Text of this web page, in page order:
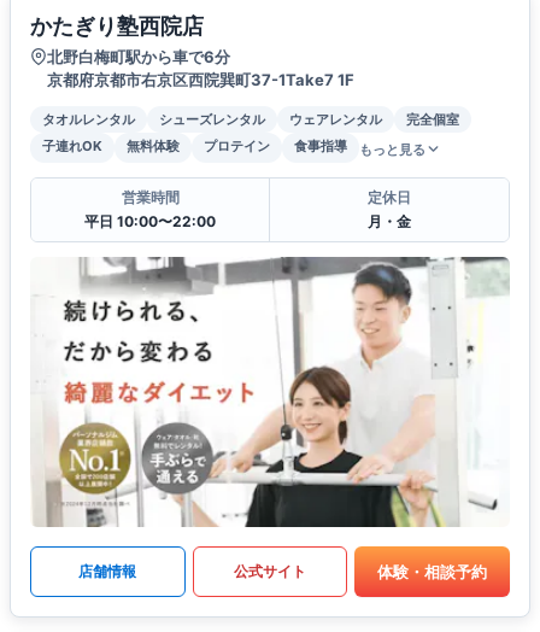
かたぎり塾西院店
北野白梅町駅から車で6分
京都府京都市右京区西院巽町37-1Take7 1F
タオルレンタル シューズレンタル ウェアレンタル
完全個室
子連れOK
無料体験 プロテイン 食事指導 もっと見る
営業時間
平日 10:00〜22:00
定休日
月・金
店舗情報 公式サイト 体験・相談予約